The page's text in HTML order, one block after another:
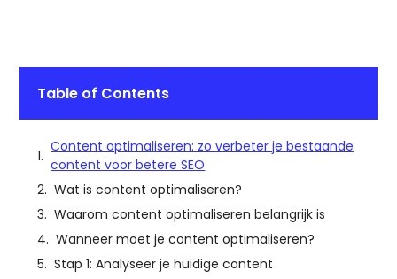
Table of Contents
Content optimaliseren: zo verbeter je bestaande
content voor betere SEO
Wat is content optimaliseren?
Waarom content optimaliseren belangrijk is
Wanneer moet je content optimaliseren?
Stap 1: Analyseer je huidige content